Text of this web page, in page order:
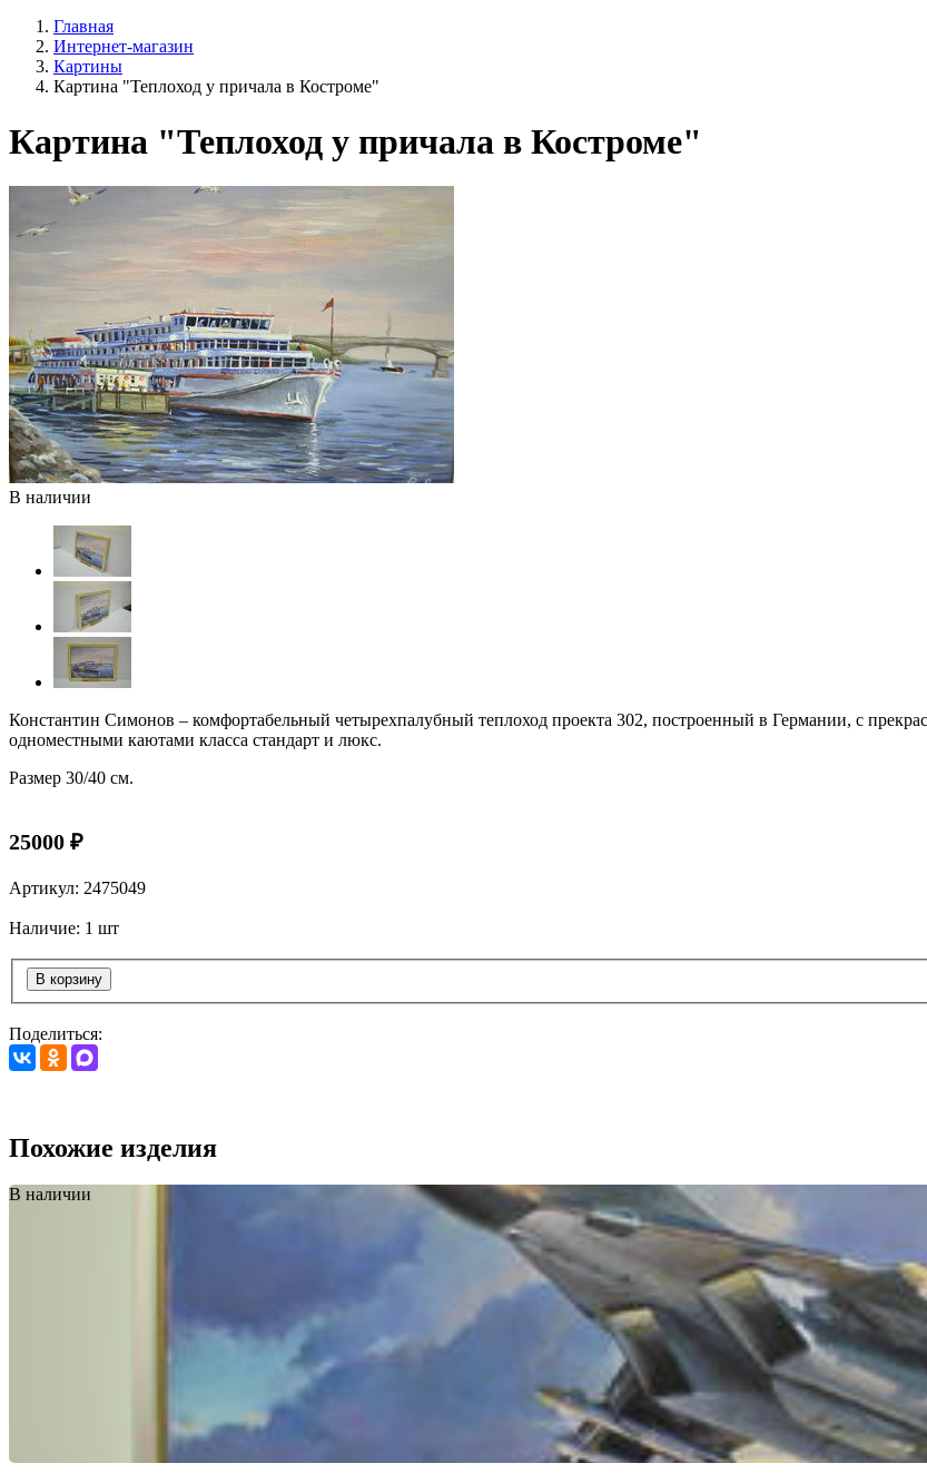
Главная
Интернет-магазин
Картины
Картина "Теплоход у причала в Костроме"
Картина "Теплоход у причала в Костроме"
В наличии
Константин Симонов – комфортабельный четырехпалубный теплоход проекта 302, построенный в Германии, с
одноместными каютами класса стандарт и люкс.
Размер 30/40 см.
25000 ₽
Артикул: 2475049
Наличие: 1 шт
В корзину
Поделиться:
Похожие изделия
В наличии